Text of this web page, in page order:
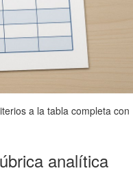
a la tabla completa con
analítica